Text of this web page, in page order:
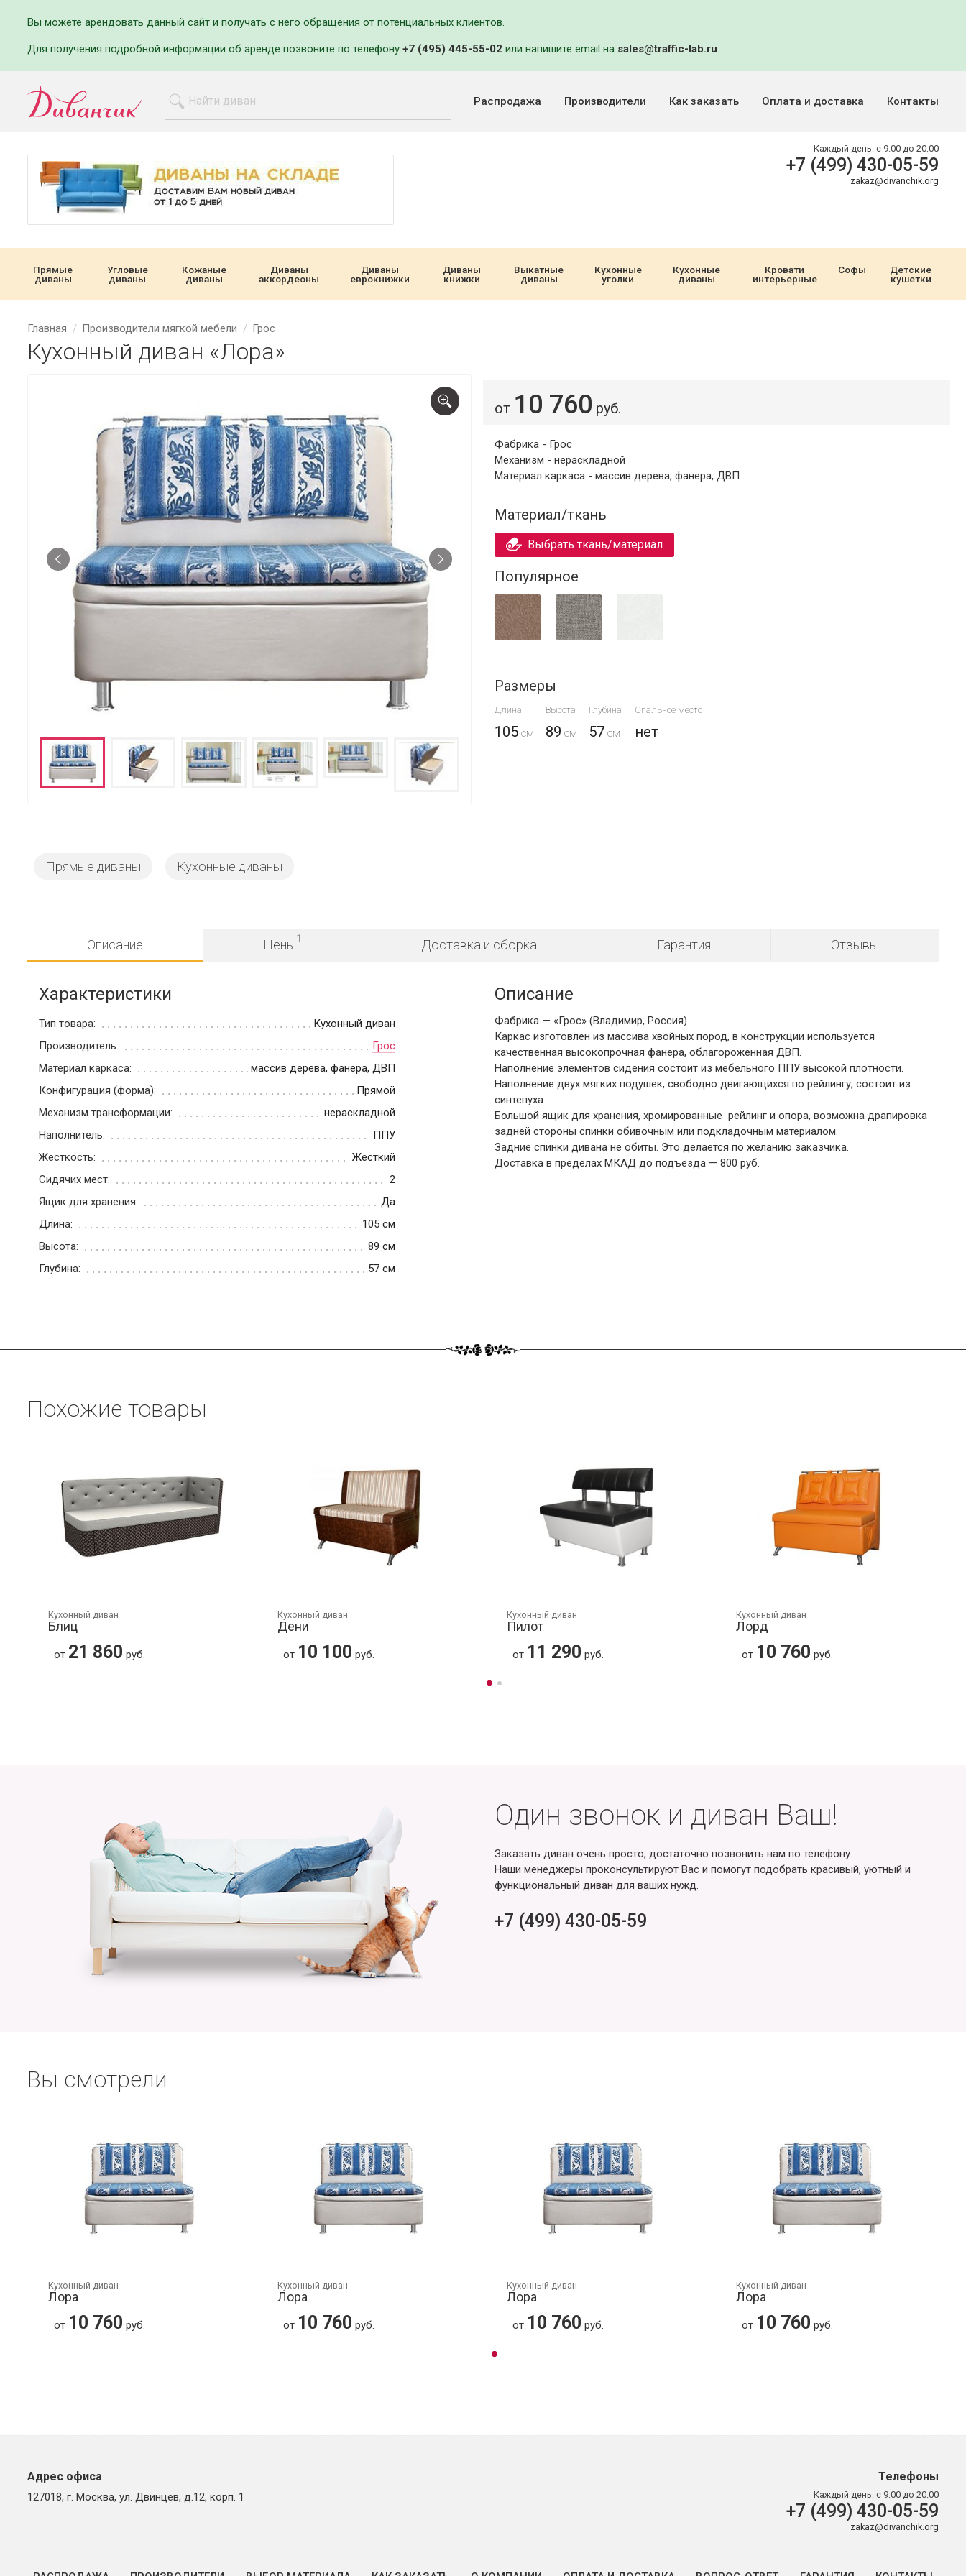
Вы можете арендовать данный сайт и получать с него обращения от потенциальных клиентов.
Для получения подробной информации об аренде позвоните по телефону +7 (495) 445-55-02 или напишите email на sales@traffic-lab.ru.
Распродажа Производители Как заказать Оплата и доставка Контакты
Каждый день: с 9:00 до 20:00
+7 (499) 430-05-59
zakaz@divanchik.org
Прямые
диваны
Угловые
диваны
Кожаные
диваны
Диваны
аккордеоны
Диваны
еврокнижки
Диваны
книжки
Выкатные
диваны
Кухонные
уголки
Кухонные
диваны
Кровати
интерьерные
Софы
Детские
кушетки
Главная Производители мягкой мебели Грос
Кухонный диван «Лора»
от 10 760 руб.
Фабрика - Грос
Механизм - нераскладной
Материал каркаса - массив дерева, фанера, ДВП
Материал/ткань
Выбрать ткань/материал
Популярное
Размеры
Длина Высота Глубина Спальное место
105 89 57 нет
Прямые диваны Кухонные диваны
Описание Цены1 Доставка и сборка Гарантия Отзывы
Характеристики
Тип товара:
Кухонный диван
Производитель:
Грос
Материал каркаса:
массив дерева, фанера, ДВП
Конфигурация (форма):
Прямой
Механизм трансформации:
нераскладной
Наполнитель:
ППУ
Жесткость:
Жесткий
Сидячих мест:
2
Ящик для хранения:
Да
Длина:
105 см
Высота:
89 см
Глубина:
57 см
Описание
Фабрика — «Грос» (Владимир, Россия)
Каркас изготовлен из массива хвойных пород, в конструкции используется
качественная высокопрочная фанера, облагороженная ДВП.
Наполнение элементов сидения состоит из мебельного ППУ высокой плотности.
Наполнение двух мягких подушек, свободно двигающихся по рейлингу, состоит из
синтепуха.
Большой ящик для хранения, хромированные рейлинг и опора, возможна драпировка
задней стороны спинки обивочным или подкладочным материалом.
Задние спинки дивана не обиты. Это делается по желанию заказчика.
Доставка в пределах МКАД до подъезда — 800 руб.
Похожие товары
Кухонный диван
Блиц
от 21 860 руб.
Кухонный диван
Дени
от 10 100 руб.
Кухонный диван
Пилот
от 11 290 руб.
Кухонный диван
Лорд
от 10 760 руб.
Один звонок и диван Ваш!
Заказать диван очень просто, достаточно позвонить нам по телефону.
Наши менеджеры проконсультируют Вас и помогут подобрать красивый, уютный и
функциональный диван для ваших нужд.
+7 (499) 430-05-59
Вы смотрели
Кухонный диван
Лора
от 10 760 руб.
Кухонный диван
Лора
от 10 760 руб.
Кухонный диван
Лора
от 10 760 руб.
Кухонный диван
Лора
от 10 760 руб.
Адрес офиса
127018, г. Москва, ул. Двинцев, д.12, корп. 1
Телефоны
Каждый день: с 9:00 до 20:00
+7 (499) 430-05-59
zakaz@divanchik.org